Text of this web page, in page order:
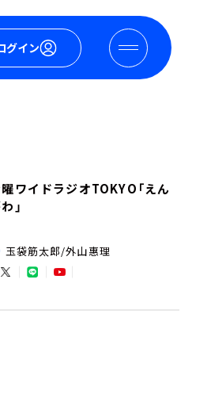
グイン
ワイドラジオTOKYO「えん
」
玉袋筋太郎/外山惠理